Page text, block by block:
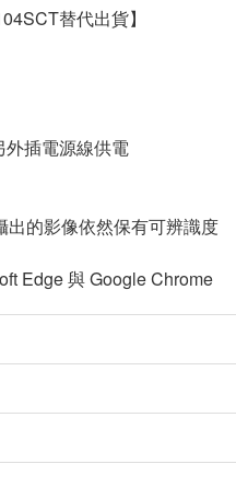
替代出貨】
外插電源線供電
的影像依然保有可辨識度
Edge 與 Google Chrome